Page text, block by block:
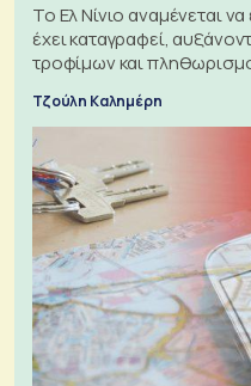
Το Ελ Νίνιο αναμένεται
έχει καταγραφεί,
τροφίμων και
Τζούλη Καλημέρη